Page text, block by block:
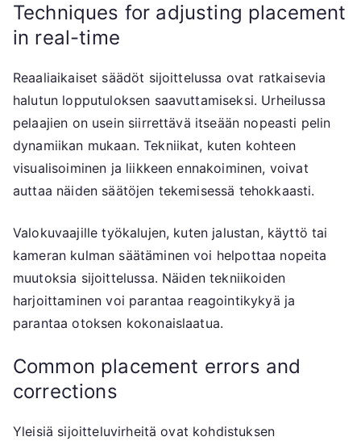
Techniques for adjusting placement
in real-time
Reaaliaikaiset säädöt sijoittelussa ovat ratkaisevia
halutun lopputuloksen saavuttamiseksi. Urheilussa
pelaajien on usein siirrettävä itseään nopeasti pelin
dynamiikan mukaan. Tekniikat, kuten kohteen
visualisoiminen ja liikkeen ennakoiminen, voivat
auttaa näiden säätöjen tekemisessä tehokkaasti.
Valokuvaajille työkalujen, kuten jalustan, käyttö tai
kameran kulman säätäminen voi helpottaa nopeita
muutoksia sijoittelussa. Näiden tekniikoiden
harjoittaminen voi parantaa reagointikykyä ja
parantaa otoksen kokonaislaatua.
Common placement errors and
corrections
Yleisiä sijoitteluvirheitä ovat kohdistuksen